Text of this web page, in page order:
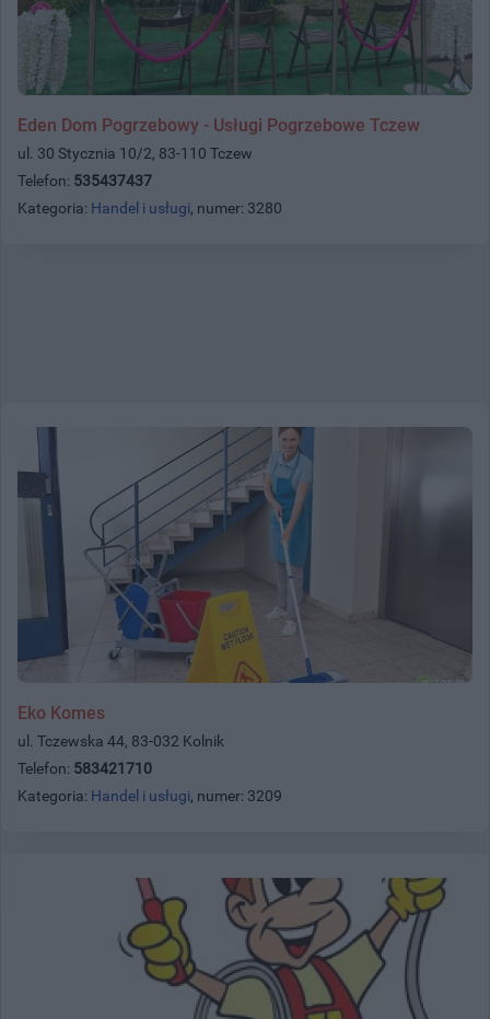
Eden Dom Pogrzebowy - Usługi Pogrzebowe Tczew
ul. 30 Stycznia 10/2, 83-110 Tczew
Telefon: 535437437
Kategoria: Handel i usługi, numer: 3280
Eko Komes
ul. Tczewska 44, 83-032 Kolnik
Telefon: 583421710
Kategoria: Handel i usługi, numer: 3209